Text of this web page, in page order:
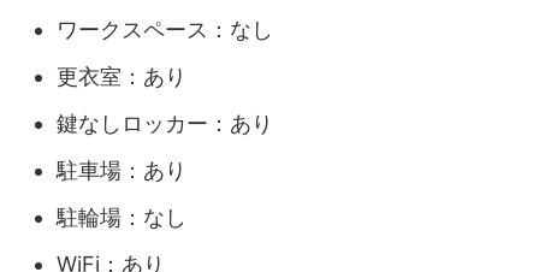
ワークスペース：なし
更衣室：あり
鍵なしロッカー：あり
駐車場：あり
駐輪場：なし
WiFi：あり